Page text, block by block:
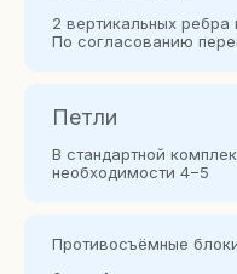
2 вертикальных ребра
По согласованию
Петли
В стандартной
необходимости 4−5
Противосъёмные